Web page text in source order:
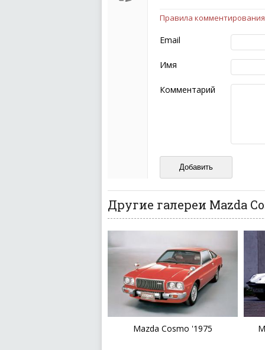
Чтобы ваш комментарий
следующих правил:
Комментарий не
эмоциональных
Не стоит
Пожалуйста, не
также призывы к
Не размещайте
И запаситесь терпением,
ваш отзыв может
Правила комментирования
Email
Имя
Комментарий
Другие галереи Mazda
Mazda Cosmo '1975